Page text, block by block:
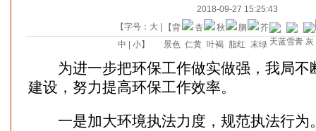
2018-09-27 15:25:43
【字号： 大
中
小】
【背
景色
为进一步把环保工作做实做强，我局不
建设，努力提高环保工作效率。
一是加大环境执法力度，规范执法行为